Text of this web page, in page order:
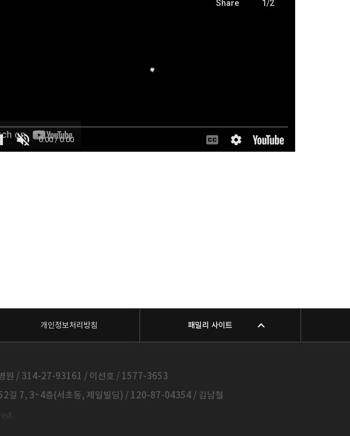
개인정보처리방침 패밀리 사이트
원 / 314-27-93161 / 이선호 / 1577-3653
길 7, 3~4층(서초동, 제일빌딩) / 120-87-04354 / 김남철